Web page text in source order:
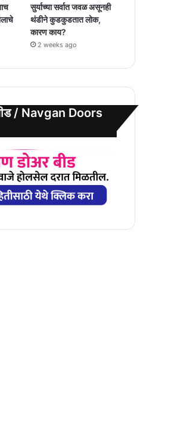
सुर्याच्या सर्वात जवळ असूनही
थंडीने कुडकुडतात लोक,
कारण काय?
2 weeks ago
/ Navgan Doors